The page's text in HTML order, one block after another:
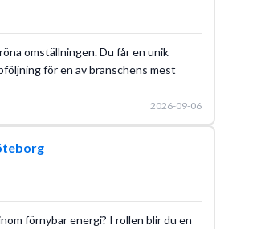
omställningen. Du får en unik
för en av branschens mest
2026-09-06
förnybar energi? I rollen blir du en